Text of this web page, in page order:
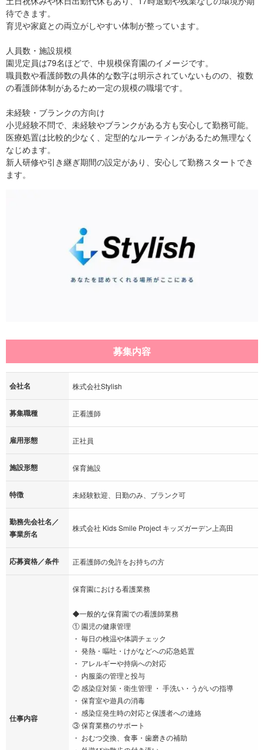
待できます。
育児や家庭との両立がしやすい体制が整っています。
人員数・施設規模
園児定員は79名ほどで、中規模保育園のイメージです。
職員数や看護師数の具体的な数字は明示されていないものの、複数
の看護師体制があるため一定の規模の職場です。
未経験・ブランクの方向け
小児経験不問で、未経験やブランクがある方も安心して勤務可能。
医療処置は比較的少なく、定型的なルーティンがあるため無理なく
なじめます。
新人研修や引き継ぎ期間の設定があり、安心して勤務スタートでき
ます。
募集内容
会社名 株式会社Stylish
募集職種 正看護師
雇用形態 正社員
施設形態 保育施設
特徴 未経験歓迎、日勤のみ、ブランク可
勤務先会社名／
事業所名
株式会社 Kids Smile Project キッズガーデン上高田
応募資格／条件 正看護師の免許をお持ちの方
仕事内容
保育園における看護業務
◆一般的な保育園での看護師業務
① 園児の健康管理
・ 毎日の検温や体調チェック
・ 発熱・嘔吐・けがなどへの応急処置
・ アレルギーや持病への対応
・ 内服薬の管理と投与
② 感染症対策・衛生管理 ・ 手洗い・うがいの指導
・ 保育室や遊具の消毒
・ 感染症発生時の対応と保護者への連絡
③ 保育業務のサポート
・ おむつ交換、食事・歯磨きの補助